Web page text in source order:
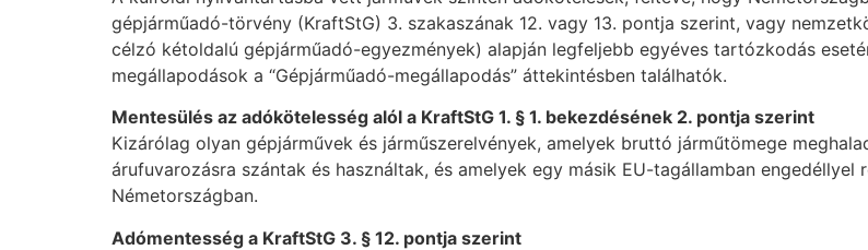
gépjárműadó-törvény (KraftStG) 3. szakaszának 12. vagy 13. pontja szerint, vagy
célzó kétoldalú gépjárműadó-egyezmények) alapján legfeljebb egyéves tartózkodás
megállapodások a “Gépjárműadó-megállapodás” áttekintésben találhatók.
Mentesülés az adókötelesség alól a KraftStG 1. § 1. bekezdésének 2. pontja szerint
Kizárólag olyan gépjárművek és járműszerelvények, amelyek bruttó járműtömege
árufuvarozásra szántak és használtak, és amelyek egy másik EU-tagállamban
Németországban.
Adómentesség a KraftStG 3. § 12. pontja szerint